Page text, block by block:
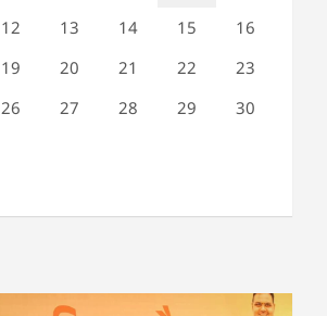
12 13 14 15
16
19 20 21 22
23
26 27 28 29
30